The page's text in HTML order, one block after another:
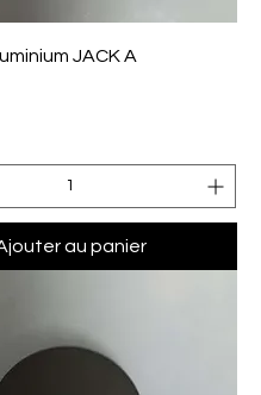
JACK A
au panier